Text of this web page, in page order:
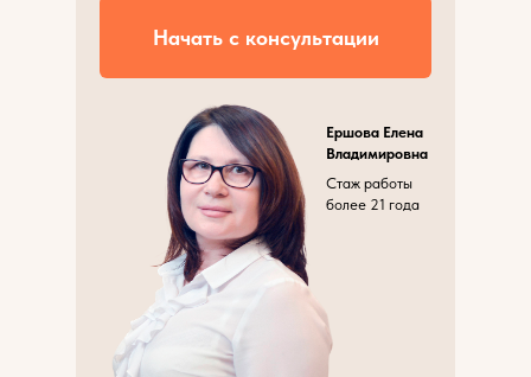
Начать с консультации
Ершова Елена
Владимировна
Стаж работы
более 21 года